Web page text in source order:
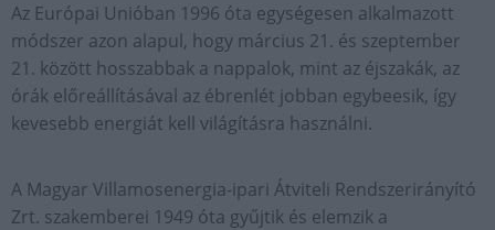
Az Európai Unióban 1996 óta egységesen alkalmazott
módszer azon alapul, hogy március 21. és szeptember
21. között hosszabbak a nappalok, mint az éjszakák, az
órák előreállításával az ébrenlét jobban egybeesik, így
kevesebb energiát kell világításra használni.
A Magyar Villamosenergia-ipari Átviteli Rendszerirányító
Zrt. szakemberei 1949 óta gyűjtik és elemzik a